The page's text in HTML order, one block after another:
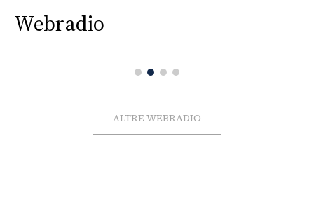
Webradio
ALTRE WEBRADIO